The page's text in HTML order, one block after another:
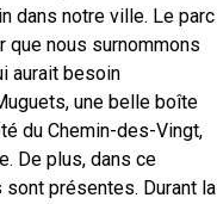
dans notre ville. Le parc
nous surnommons
aurait besoin
une belle boîte
du Chemin-des-Vingt,
De plus, dans ce
présentes. Durant la